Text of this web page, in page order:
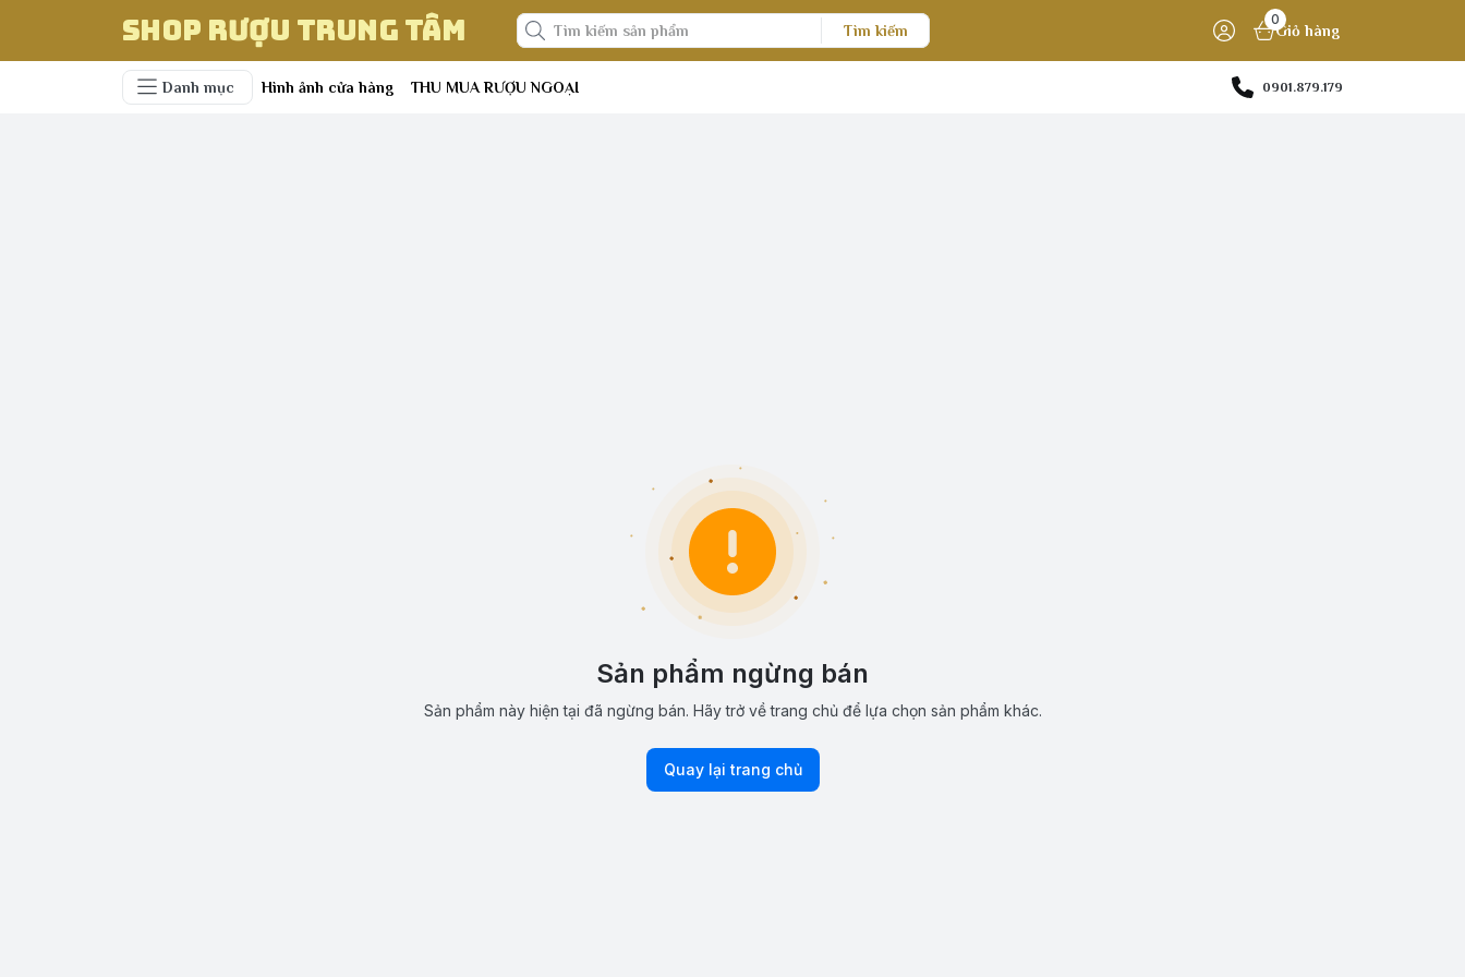
Shop Rượu Trung Tâm Tìm kiếm
0
Giỏ hàng
Danh mục Hình ảnh cửa hàng THU MUA RƯỢU NGOẠI 0901.879.179
Sản phẩm ngừng bán
Sản phẩm này hiện tại đã ngừng bán. Hãy trở về trang chủ để lựa chọn sản phẩm khác.
Quay lại trang chủ